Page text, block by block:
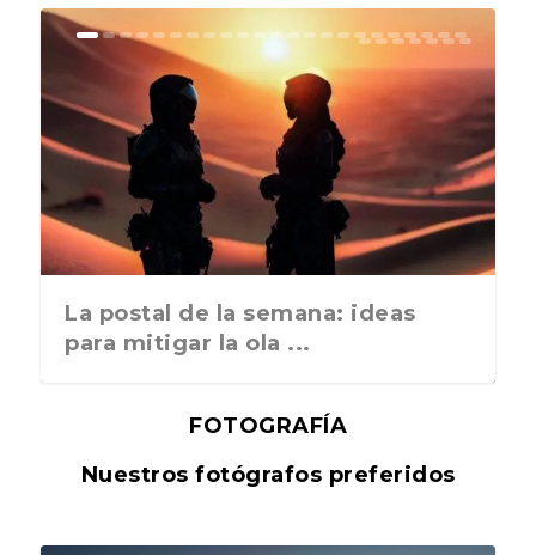
La postal de la semana: ideas
para mitigar la ola ...
FOTOGRAFÍA
Nuestros fotógrafos preferidos